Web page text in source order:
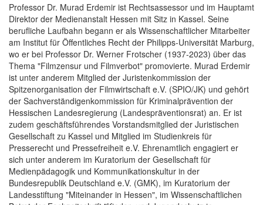
Professor Dr. Murad Erdemir ist Rechtsassessor und im Hauptamt
Direktor der Medienanstalt Hessen mit Sitz in Kassel. Seine
berufliche Laufbahn begann er als Wissenschaftlicher Mitarbeiter
am Institut für Öffentliches Recht der Philipps-Universität Marburg,
wo er bei Professor Dr. Werner Frotscher (1937-2023) über das
Thema "Filmzensur und Filmverbot" promovierte. Murad Erdemir
ist unter anderem Mitglied der Juristenkommission der
Spitzenorganisation der Filmwirtschaft e.V. (SPIO/JK) und gehört
der Sachverständigenkommission für Kriminalprävention der
Hessischen Landesregierung (Landespräventionsrat) an. Er ist
zudem geschäftsführendes Vorstandsmitglied der Juristischen
Gesellschaft zu Kassel und Mitglied im Studienkreis für
Presserecht und Pressefreiheit e.V. Ehrenamtlich engagiert er
sich unter anderem im Kuratorium der Gesellschaft für
Medienpädagogik und Kommunikationskultur in der
Bundesrepublik Deutschland e.V. (GMK), im Kuratorium der
Landesstiftung "Miteinander in Hessen", im Wissenschaftlichen